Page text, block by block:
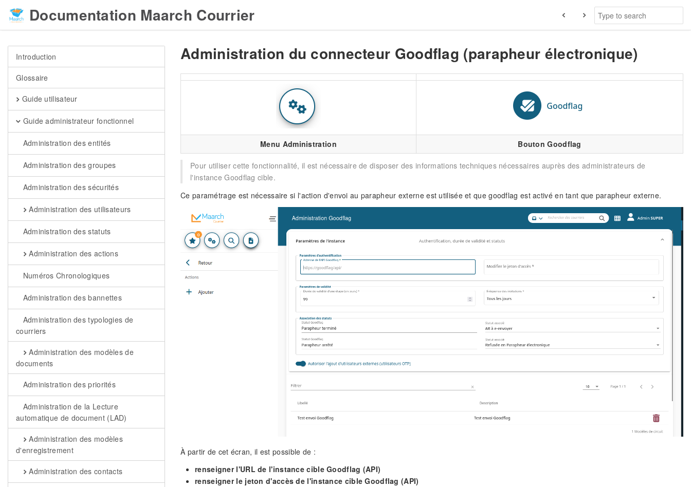
Documentation Maarch Courrier
Introduction
Glossaire
Guide utilisateur
Guide administrateur fonctionnel
Administration des entités
Administration des groupes
Administration des sécurités
Administration des utilisateurs
Administration des statuts
Administration des actions
Numéros Chronologiques
Administration des bannettes
Administration des typologies de
courriers
Administration des modèles de
documents
Administration des priorités
Administration de la Lecture
automatique de document (LAD)
Administration des modèles
d'enregistrement
Administration des contacts
Administration du connecteur Goodflag (parapheur électronique)
Menu Administration Bouton Goodflag
Pour utiliser cette fonctionnalité, il est nécessaire de disposer des informations techniques nécessaires auprès des administrateurs de
l'instance Goodflag cible.
Ce paramétrage est nécessaire si l'action d'envoi au parapheur externe est utilisée et que goodflag est activé en tant que parapheur externe.
À partir de cet écran, il est possible de :
renseigner l'URL de l'instance cible Goodflag (API)
renseigner le jeton d'accès de l'instance cible Goodflag (API)